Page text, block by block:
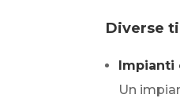
Diverse
Impianti
Un